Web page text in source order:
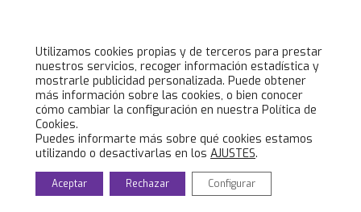
Alta online
Lo último en COIIAR
Noticias
Jornadas técnicas
Formación Ingenieros Industriales
Eventos culturales
Utilizamos cookies propias y de terceros para prestar
nuestros servicios, recoger información estadística y
mostrarle publicidad personalizada. Puede obtener
más información sobre las cookies, o bien conocer
cómo cambiar la configuración en nuestra Política de
Cookies.
Puedes informarte más sobre qué cookies estamos
utilizando o desactivarlas en los AJUSTES.
Aceptar Rechazar Configurar